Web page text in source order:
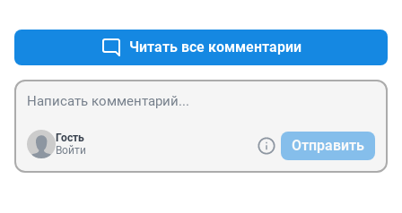
Читать все комментарии
Гость
Войти
Отправить